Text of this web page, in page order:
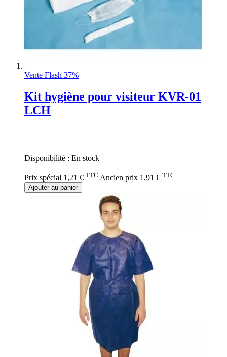
Vente Flash 37%
Kit hygiène pour visiteur KVR-01
LCH
Disponibilité : En stock
Prix spécial 1,21 € TTC Ancien prix 1,91 € TTC
Ajouter au panier